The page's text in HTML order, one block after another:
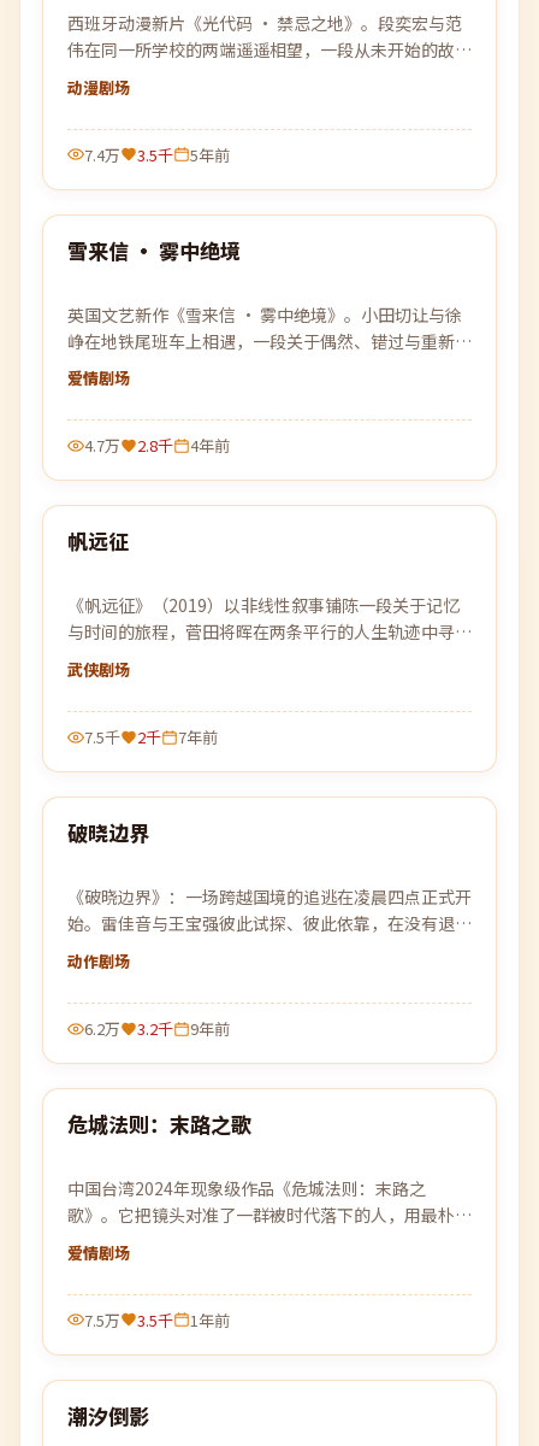
西班牙动漫新片《光代码 · 禁忌之地》。段奕宏与范
伟在同一所学校的两端遥遥相望，一段从未开始的故事
悄悄改变了彼此的人生。
动漫剧场
7.4万 3.5千 5年前
最新
雪来信 · 雾中绝境
英国文艺新作《雪来信 · 雾中绝境》。小田切让与徐
峥在地铁尾班车上相遇，一段关于偶然、错过与重新开
始的故事缓缓展开。
爱情剧场
4.7万 2.8千 4年前
最新
99:50
帆远征
《帆远征》（2019）以非线性叙事铺陈一段关于记忆
与时间的旅程，菅田将晖在两条平行的人生轨迹中寻找
自我的答案。
武侠剧场
7.5千 2千 7年前
最新
99:52
破晓边界
《破晓边界》：一场跨越国境的追逃在凌晨四点正式开
始。雷佳音与王宝强彼此试探、彼此依靠，在没有退路
的旅程上各自交出底牌。
动作剧场
6.2万 3.2千 9年前
最新
99:33
危城法则：末路之歌
中国台湾2024年现象级作品《危城法则：末路之
歌》。它把镜头对准了一群被时代落下的人，用最朴素
的方式还原了他们最不平凡的日常。
爱情剧场
7.5万 3.5千 1年前
最新
94:17
潮汐倒影